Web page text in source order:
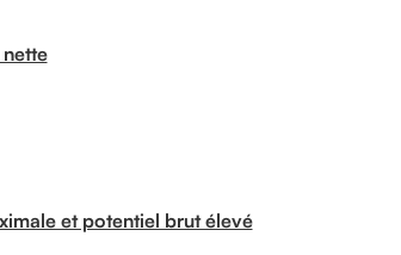
et potentiel brut élevé